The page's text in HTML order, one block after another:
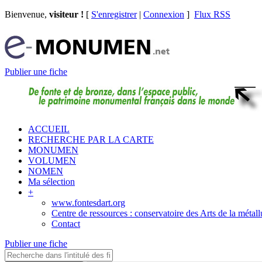
Bienvenue, visiteur ! [ S'enregistrer| Connexion ] Flux RSS
Publier une fiche
ACCUEIL
RECHERCHE PAR LA CARTE
MONUMEN
VOLUMEN
NOMEN
Ma sélection
+
www.fontesdart.org
Centre de ressources : conservatoire des Arts de la
Contact
Publier une fiche